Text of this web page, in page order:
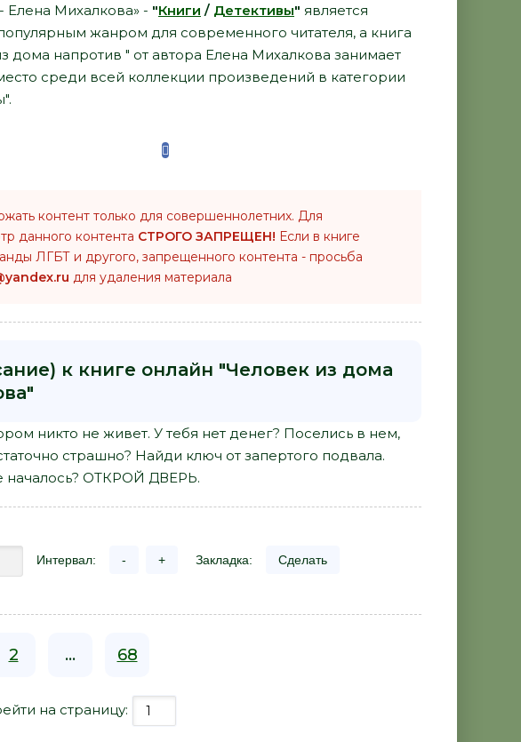
Елена Михалкова» - "Книги / Детективы" является
жанром для современного читателя, а книга
дома напротив " от автора Елена Михалкова занимает
среди всей коллекции произведений в категории
контент только для совершеннолетних. Для
данного контента СТРОГО ЗАПРЕЩЕН! Если в книге
ЛГБТ и другого, запрещенного контента - просьба
для удаления материала
к книге онлайн "Человек из дома
никто не живет. У тебя нет денег? Поселись в нем,
страшно? Найди ключ от запертого подвала.
началось? ОТКРОЙ ДВЕРЬ.
Интервал: - + Закладка: Сделать
2 ... 68
на страницу: